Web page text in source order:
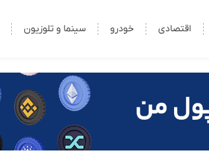
اقتصادی خودرو سینما و تلوزیون